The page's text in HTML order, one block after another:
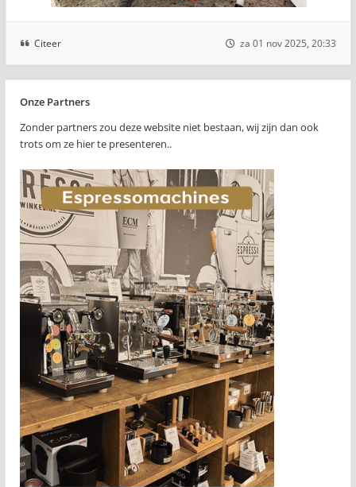
Citeer za 01 nov 2025, 20:33
Onze Partners
Zonder partners zou deze website niet bestaan, wij zijn dan ook
trots om ze hier te presenteren..